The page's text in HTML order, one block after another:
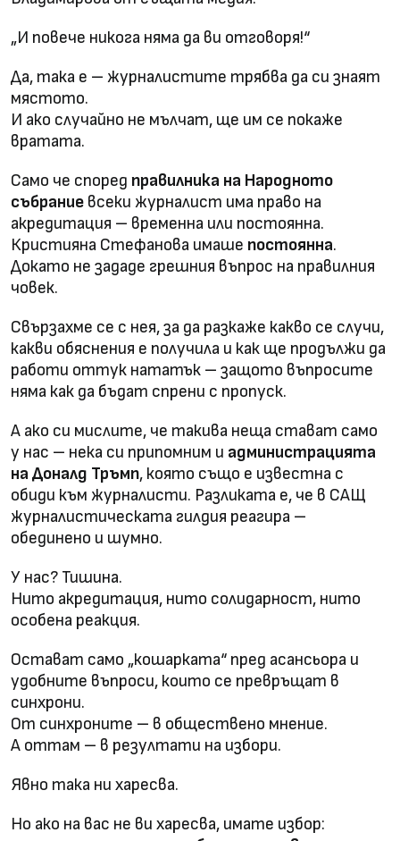
„И повече никога няма да ви отговоря!“
Да, така е – журналистите трябва да си знаят
мястото.
И ако случайно не мълчат, ще им се покаже
вратата.
Само че според правилника на Народното
събрание всеки журналист има право на
акредитация – временна или постоянна.
Кристияна Стефанова имаше постоянна.
Докато не зададе грешния въпрос на правилния
човек.
Свързахме се с нея, за да разкаже какво се случи,
какви обяснения е получила и как ще продължи да
работи оттук нататък – защото въпросите
няма как да бъдат спрени с пропуск.
А ако си мислите, че такива неща стават само
у нас – нека си припомним и администрацията
на Доналд Тръмп, която също е известна с
обиди към журналисти. Разликата е, че в САЩ
журналистическата гилдия реагира –
обединено и шумно.
У нас? Тишина.
Нито акредитация, нито солидарност, нито
особена реакция.
Остават само „кошарката“ пред асансьора и
удобните въпроси, които се превръщат в
синхрони.
От синхроните – в обществено мнение.
А оттам – в резултати на избори.
Явно така ни харесва.
Но ако на вас не ви харесва, имате избор: